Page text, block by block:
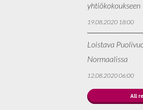
yhtiökokoukseen
19.08.2020 18:00
Loistava
Normaalissa
12.08.2020 06:00
All